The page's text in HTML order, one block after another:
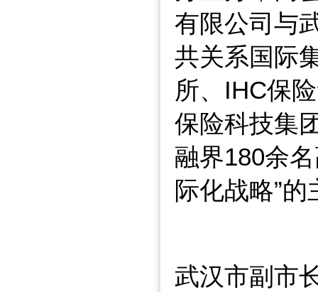
有限公司与
共关系国际
所、IHC保
保险科技集
融界180余
际化战略”
武汉市副市